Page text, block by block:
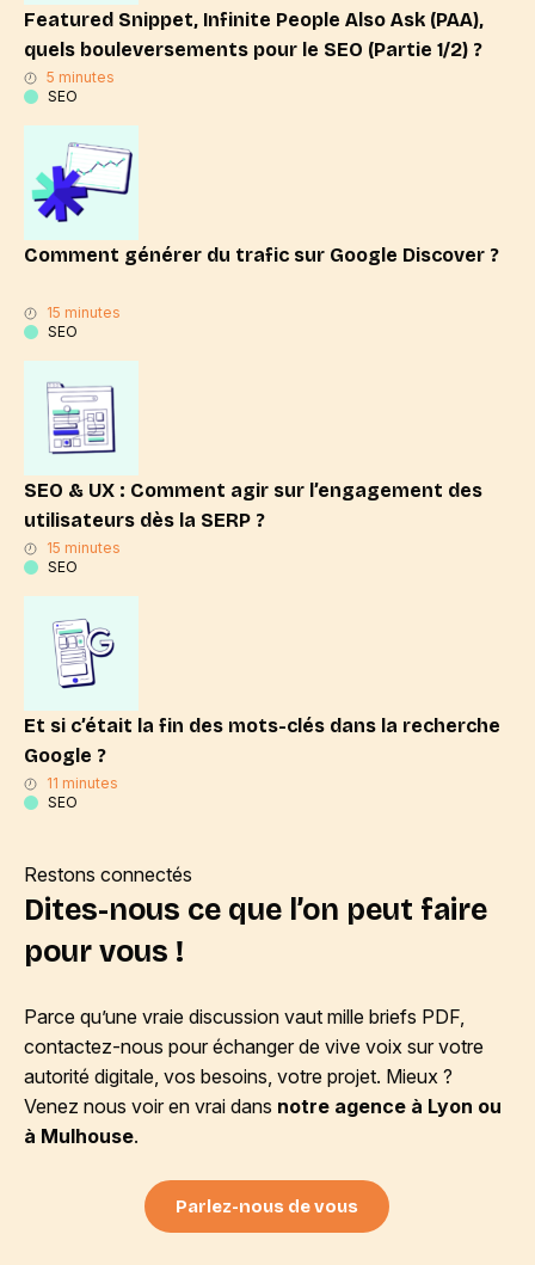
Featured Snippet, Infinite People Also Ask (PAA),
quels bouleversements pour le SEO (Partie 1/2) ?
5 minutes
SEO
Comment générer du trafic sur Google Discover ?
15 minutes
SEO
SEO & UX : Comment agir sur l’engagement des
utilisateurs dès la SERP ?
15 minutes
SEO
Et si c’était la fin des mots-clés dans la recherche
Google ?
11 minutes
SEO
Restons connectés
Dites-nous ce que l’on peut faire
pour vous !
Parce qu’une vraie discussion vaut mille briefs PDF,
contactez-nous pour échanger de vive voix sur votre
autorité digitale, vos besoins, votre projet. Mieux ?
Venez nous voir en vrai dans notre agence à Lyon ou
à Mulhouse.
Parlez-nous de vous